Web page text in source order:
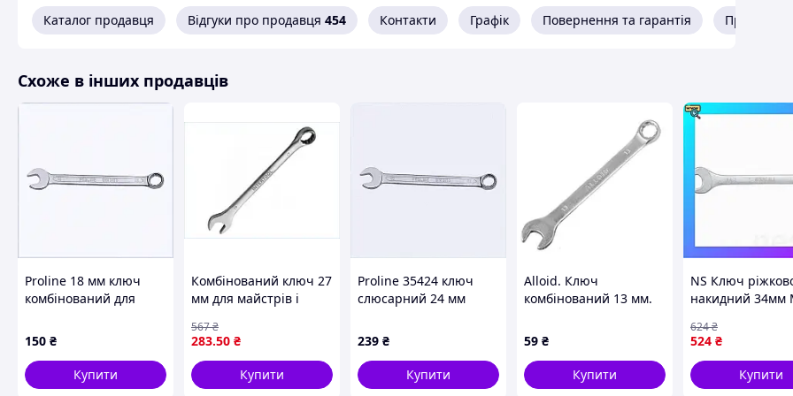
11.3 mm
Товщина ріжкового ключа
CrV 6140
хромований, полірований
Оздоблення бабки
полірований
42-49 HRC
Брязкальце
Каталог продавця Відгуки про продавця 454 Контакти Графік Повернення та гарантія Про
Схоже в інших продавців
Proline 18 мм ключ
комбінований для
82P1BB8348
150 ₴
Купити
Комбінований ключ 27
мм для майстрів і
хром-ванадієвим
сплавом і захистом від
корозії
283.50 ₴
567₴
Купити
Proline 35424 ключ
слюсарний 24 мм
8218E3A5P4
239 ₴
Купити
Alloid. Ключ
комбінований 13 мм.
59 ₴
Купити
NS Ключ
накидний 34мм
(6021341) Nes22/Q
524 ₴
624₴
Купити